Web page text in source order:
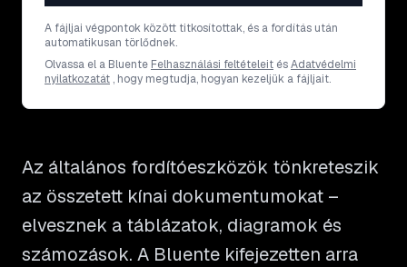
A fájljai végpontok között titkosítottak, és a fordítás után
automatikusan törlődnek.
Olvassa el a Bluente Felhasználási feltételeit ésAdatvédelmi
nyilatkozatát , hogy megtudja, hogyan kezeljük a fájljait.
Az általános fordítóeszközök tönkreteszik
az összetett kínai dokumentumokat –
elvesznek a táblázatok, diagramok és
számozások. A Bluente kifejezetten arra